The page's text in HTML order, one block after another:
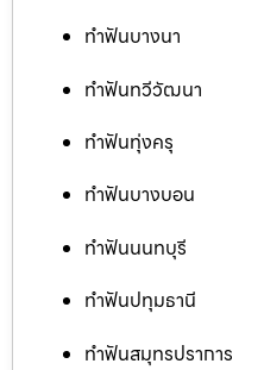
ทำฟันบางนา
ทำฟันทวีวัฒนา
ทำฟันทุ่งครุ
ทำฟันบางบอน
ทำฟันนนทบุรี
ทำฟันปทุมธานี
ทำฟันสมุทรปราการ